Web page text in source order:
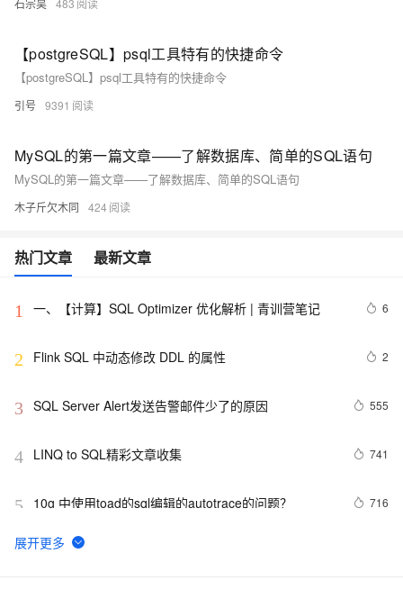
石宗昊 483
【postgreSQL】psql工具特有的快捷命令
【postgreSQL】psql工具特有的快捷命令
引号 9391
MySQL的第一篇文章——了解数据库、简单的SQL语句
MySQL的第一篇文章——了解数据库、简单的SQL语句
木子斤欠木同 424
热门文章 最新文章
1 一、【计算】SQL Optimizer 优化解析 | 青训营笔记 6
2 Flink SQL 中动态修改 DDL 的属性 2
3 SQL Server Alert发送告警邮件少了的原因 555
4 LINQ to SQL精彩文章收集 741
5 10g 中使用toad的sql编辑的autotrace的问题？ 716
6 如何在 SQL Server 中使用 LEFT